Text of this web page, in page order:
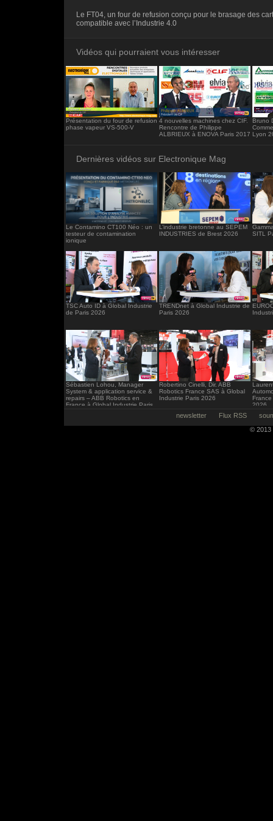
frameborder="0"></iframe>
Le FT04, un four de refusion conçu pour le brasage des
compatible avec l’Industrie 4.0
Vidéos qui pourraient vous intéresser
Présentation du four de refusion
phase vapeur VS-500-V
4 nouvelles machines chez CIF.
Rencontre de Philippe
ALBRIEUX à ENOVA Paris 2017
Bruno
Lyon
Dernières vidéos sur Electronique Mag
Le Contamino CT100 Néo : un
testeur de contamination
ionique
L’industrie bretonne au SEPEM
INDUSTRIES de Brest 2026
SITL
TSC Auto ID à Global Industrie
de Paris 2026
TRENDnet à Global Industrie de
Paris 2026
Sébastien Lohou, Manager
System & application service &
repairs – ABB Robotics en
France à Global Industrie Paris
Robertino Cinelli, Dir. ABB
Robotics France SAS à Global
Industrie Paris 2026
2026
newsletter Flux RSS
© 2013